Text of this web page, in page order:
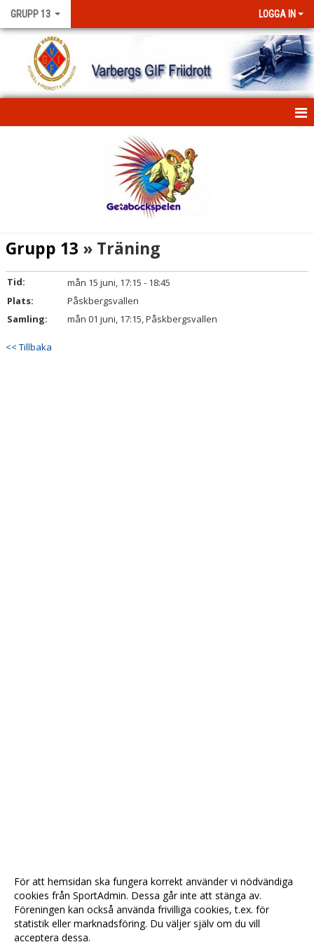
GRUPP 13 LOGGA IN
Grupp 13 » Träning
Tid:
mån 15 juni, 17:15 - 18:45
Plats:
Påskbergsvallen
Samling:
mån 01 juni, 17:15, Påskbergsvallen
<< Tillbaka
För att hemsidan ska fungera korrekt använder vi nödvändiga
cookies från SportAdmin. Dessa går inte att stänga av.
Föreningen kan också använda frivilliga cookies, t.ex. för
statistik eller marknadsföring. Du väljer själv om du vill
acceptera dessa.